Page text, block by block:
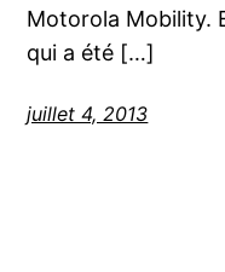
Motorola Mobility.
qui a été […]
juillet 4, 2013